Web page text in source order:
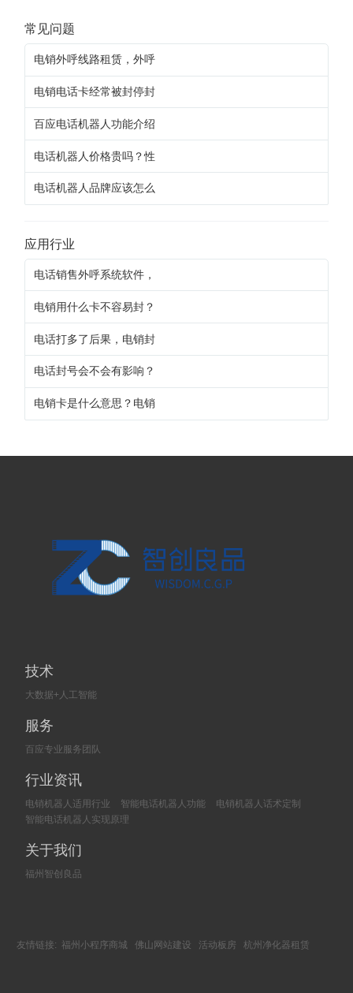
常见问题
电销外呼线路租赁，外呼
电销电话卡经常被封停封
百应电话机器人功能介绍
电话机器人价格贵吗？性
电话机器人品牌应该怎么
应用行业
电话销售外呼系统软件，
电销用什么卡不容易封？
电话打多了后果，电销封
电话封号会不会有影响？
电销卡是什么意思？电销
技术
大数据+人工智能
服务
百应专业服务团队
行业资讯
电销机器人适用行业 智能电话机器人功能
电销机器人话术定制
智能电话机器人实现原理
关于我们
福州智创良品
友情链接: 福州小程序商城 佛山网站建设 活动板房 杭州净化器租赁